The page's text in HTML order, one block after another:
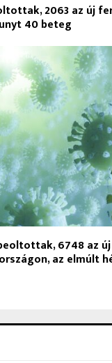
2063 az új
40 beteg
6748 az
az elmúlt